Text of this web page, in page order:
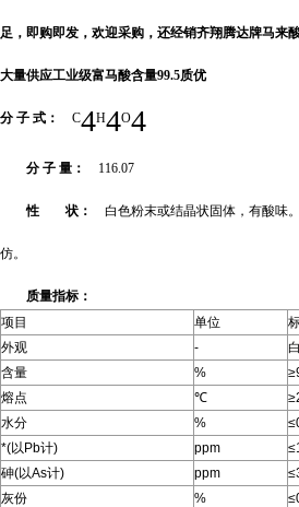
足，即购即发，欢迎采购，还经销齐翔腾达牌马来
大量供应工业级富马酸含量99.5质优
分 子 式： C4H4O4
分 子 量： 116.07
性 状： 白色粉末或结晶状固体，有酸味
仿。
质量指标：
项目
单位
外观
-
含量
%
熔点
℃
水分
%
*(以Pb计)
ppm
砷(以As计)
ppm
灰份
%